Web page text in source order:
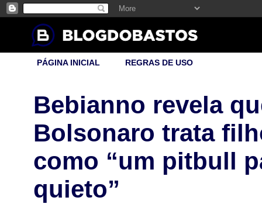
PÁGINA INICIAL REGRAS DE USO
Bebianno revela
Bolsonaro trata
como “um pitbull
quieto”